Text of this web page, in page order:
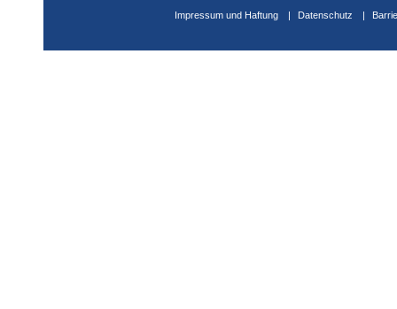
Impressum und Haftung Datenschutz